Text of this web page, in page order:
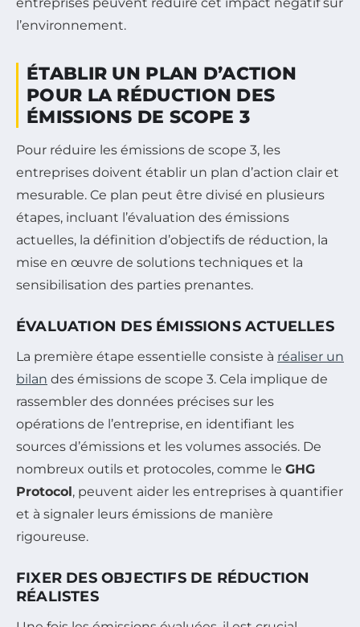
l’environnement.
ÉTABLIR UN PLAN D’ACTION
POUR LA RÉDUCTION DES
ÉMISSIONS DE SCOPE 3
Pour réduire les émissions de scope 3, les
entreprises doivent établir un plan d’action clair et
mesurable. Ce plan peut être divisé en plusieurs
étapes, incluant l’évaluation des émissions
actuelles, la définition d’objectifs de réduction, la
mise en œuvre de solutions techniques et la
sensibilisation des parties prenantes.
ÉVALUATION DES ÉMISSIONS ACTUELLES
La première étape essentielle consiste à réaliser un
bilan des émissions de scope 3. Cela implique de
rassembler des données précises sur les
opérations de l’entreprise, en identifiant les
sources d’émissions et les volumes associés. De
nombreux outils et protocoles, comme le GHG
Protocol, peuvent aider les entreprises à quantifier
et à signaler leurs émissions de manière
rigoureuse.
FIXER DES OBJECTIFS DE RÉDUCTION
RÉALISTES